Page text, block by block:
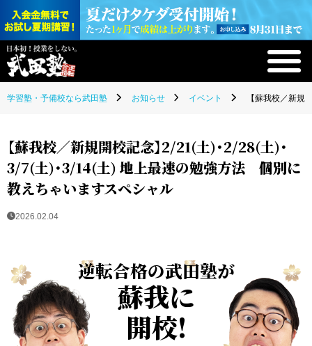
学習塾・予備校なら武田塾 お知らせ イベント 【蘇我校／新
【蘇我校／新規開校記念】2/21(土)・2/28(土)・
3/7(土)・3/14(土) 地上最速の勉強方法 個別に
教えちゃいますスペシャル
2026.02.04
逆転合格の武田塾が
蘇我に
開校!